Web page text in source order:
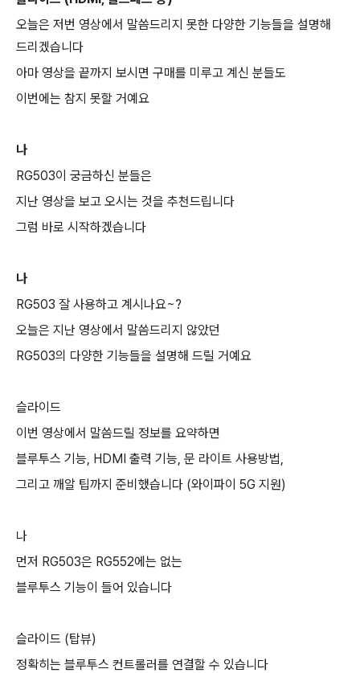
오늘은 저번 영상에서 말씀드리지 못한 다양한 기능들을 설명해
드리겠습니다
아마 영상을 끝까지 보시면 구매를 미루고 계신 분들도
이번에는 참지 못할 거예요
나
RG503이 궁금하신 분들은
지난 영상을 보고 오시는 것을 추천드립니다
그럼 바로 시작하겠습니다
나
RG503 잘 사용하고 계시나요~?
오늘은 지난 영상에서 말씀드리지 않았던
RG503의 다양한 기능들을 설명해 드릴 거예요
슬라이드
이번 영상에서 말씀드릴 정보를 요약하면
블루투스 기능, HDMI 출력 기능, 문 라이트 사용방법,
그리고 깨알 팁까지 준비했습니다 (와이파이 5G 지원)
나
먼저 RG503은 RG552에는 없는
블루투스 기능이 들어 있습니다
슬라이드 (탑뷰)
정확히는 블루투스 컨트롤러를 연결할 수 있습니다